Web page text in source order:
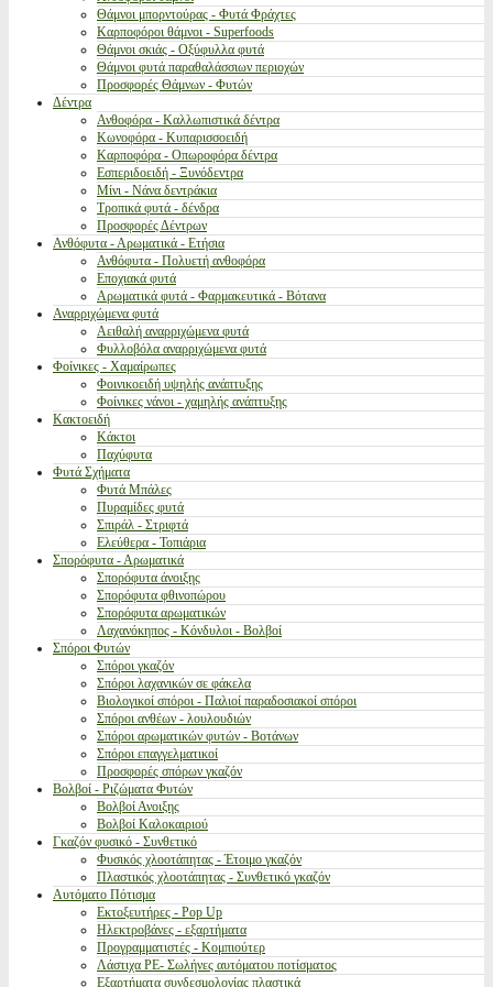
Θάμνοι μπορντούρας - Φυτά Φράχτες
Καρποφόροι θάμνοι - Superfoods
Θάμνοι σκιάς - Οξύφυλλα φυτά
Θάμνοι φυτά παραθαλάσσιων περιοχών
Προσφορές Θάμνων - Φυτών
Δέντρα
Ανθοφόρα - Καλλωπιστικά δέντρα
Κωνοφόρα - Κυπαρισσοειδή
Καρποφόρα - Οπωροφόρα δέντρα
Εσπεριδοειδή - Ξυνόδεντρα
Μίνι - Νάνα δεντράκια
Τροπικά φυτά - δένδρα
Προσφορές Δέντρων
Ανθόφυτα - Αρωματικά - Ετήσια
Ανθόφυτα - Πολυετή ανθοφόρα
Εποχιακά φυτά
Αρωματικά φυτά - Φαρμακευτικά - Βότανα
Αναρριχώμενα φυτά
Αειθαλή αναρριχώμενα φυτά
Φυλλοβόλα αναρριχώμενα φυτά
Φοίνικες - Χαμαίρωπες
Φοινικοειδή υψηλής ανάπτυξης
Φοίνικες νάνοι - χαμηλής ανάπτυξης
Κακτοειδή
Κάκτοι
Παχύφυτα
Φυτά Σχήματα
Φυτά Μπάλες
Πυραμίδες φυτά
Σπιράλ - Στριφτά
Ελεύθερα - Τοπιάρια
Σπορόφυτα - Αρωματικά
Σπορόφυτα άνοιξης
Σπορόφυτα φθινοπώρου
Σπορόφυτα αρωματικών
Λαχανόκηπος - Κόνδυλοι - Βολβοί
Σπόροι Φυτών
Σπόροι γκαζόν
Σπόροι λαχανικών σε φάκελα
Βιολογικοί σπόροι - Παλιοί παραδοσιακοί σπόροι
Σπόροι ανθέων - λουλουδιών
Σπόροι αρωματικών φυτών - Βοτάνων
Σπόροι επαγγελματικοί
Προσφορές σπόρων γκαζόν
Βολβοί - Ριζώματα Φυτών
Βολβοί Ανοιξης
Βολβοί Καλοκαιριού
Γκαζόν φυσικό - Συνθετικό
Φυσικός χλοοτάπητας - Έτοιμο γκαζόν
Πλαστικός χλοοτάπητας - Συνθετικό γκαζόν
Αυτόματο Πότισμα
Εκτοξευτήρες - Pop Up
Ηλεκτροβάνες - εξαρτήματα
Προγραμματιστές - Κομπιούτερ
Λάστιχα PE- Σωλήνες αυτόματου ποτίσματος
Εξαρτήματα συνδεσμολογίας πλαστικά